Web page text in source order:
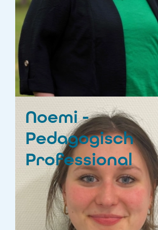
Noemi -
Pedagogisch
Professional